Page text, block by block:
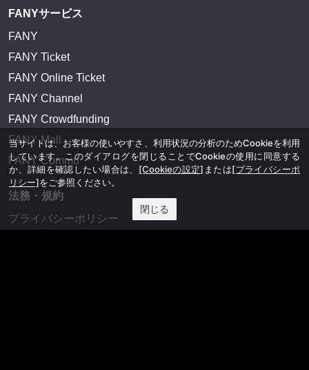
FANYサービス
FANY
FANY Ticket
FANY Online Ticket
FANY Channel
FANY Crowdfunding
FANY Mall
FANY Commu
法務・規約
プライバシーポリシー
当サイトは、お客様の使いやすさ、利用状況の分析のためCookieを利用
しています。このダイアログを閉じることでCookieの使用に同意する
か、詳細を確認したい場合は、 [Cookieの設定] または[プライバシーポ
リシー]をご参照ください。
閉じる